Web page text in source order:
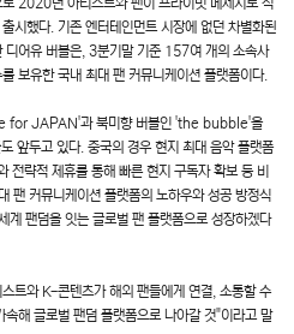
시했다. 기존 엔터테인먼트 시장에 없던 차별화된
디어유 버블은, 3분기말 기준 157여 개의 소속사
보유한 국내 최대 팬 커뮤니케이션 플랫폼이다.
for JAPAN'과 북미향 버블인 'the bubble'을
앞두고 있다. 중국의 경우 현지 최대 음악 플랫폼
략적 제휴를 통해 빠른 현지 구독자 확보 등 비
팬 커뮤니케이션 플랫폼의 노하우와 성공 방정식
계 팬덤을 잇는 글로벌 팬 플랫폼으로 성장하겠다
트와 K-콘텐츠가 해외 팬들에게 연결, 소통할 수
해 글로벌 팬덤 플랫폼으로 나아갈 것"이라고 말